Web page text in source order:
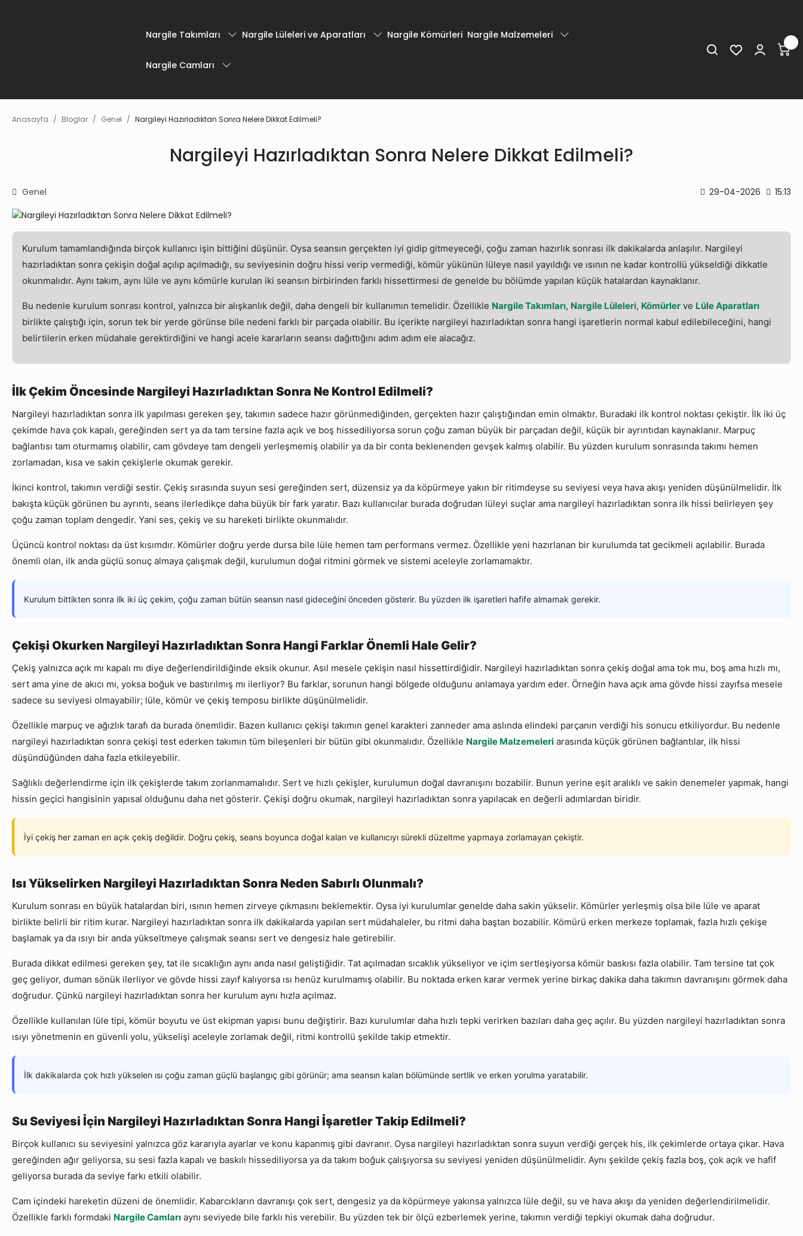
Nargile Takımları Nargile Lüleleri ve Aparatları Nargile Kömürleri Nargile Malzemeleri
Nargile Camları
Anasayfa Bloglar Genel Nargileyi Hazırladıktan Sonra Nelere Dikkat Edilmeli?
Nargileyi Hazırladıktan Sonra Nelere Dikkat Edilmeli?
Genel 29-04-2026 15:13
Kurulum tamamlandığında birçok kullanıcı işin bittiğini düşünür. Oysa seansın gerçekten iyi gidip gitmeyeceği, çoğu zaman hazırlık sonrası ilk dakikalarda anlaşılır. Nargileyi
hazırladıktan sonra çekişin doğal açılıp açılmadığı, su seviyesinin doğru hissi verip vermediği, kömür yükünün lüleye nasıl yayıldığı ve ısının ne kadar kontrollü yükseldiği dikkatle
okunmalıdır. Aynı takım, aynı lüle ve aynı kömürle kurulan iki seansın birbirinden farklı hissettirmesi de genelde bu bölümde yapılan küçük hatalardan kaynaklanır.
Bu nedenle kurulum sonrası kontrol, yalnızca bir alışkanlık değil, daha dengeli bir kullanımın temelidir. Özellikle Nargile Takımları, Nargile Lüleleri, Kömürler ve Lüle Aparatları
birlikte çalıştığı için, sorun tek bir yerde görünse bile nedeni farklı bir parçada olabilir. Bu içerikte nargileyi hazırladıktan sonra hangi işaretlerin normal kabul edilebileceğini, hangi
belirtilerin erken müdahale gerektirdiğini ve hangi acele kararların seansı dağıttığını adım adım ele alacağız.
İlk Çekim Öncesinde Nargileyi Hazırladıktan Sonra Ne Kontrol Edilmeli?
Nargileyi hazırladıktan sonra ilk yapılması gereken şey, takımın sadece hazır görünmediğinden, gerçekten hazır çalıştığından emin olmaktır. Buradaki ilk kontrol noktası çekiştir. İlk iki üç
çekimde hava çok kapalı, gereğinden sert ya da tam tersine fazla açık ve boş hissediliyorsa sorun çoğu zaman büyük bir parçadan değil, küçük bir ayrıntıdan kaynaklanır. Marpuç
bağlantısı tam oturmamış olabilir, cam gövdeye tam dengeli yerleşmemiş olabilir ya da bir conta beklenenden gevşek kalmış olabilir. Bu yüzden kurulum sonrasında takımı hemen
zorlamadan, kısa ve sakin çekişlerle okumak gerekir.
İkinci kontrol, takımın verdiği sestir. Çekiş sırasında suyun sesi gereğinden sert, düzensiz ya da köpürmeye yakın bir ritimdeyse su seviyesi veya hava akışı yeniden düşünülmelidir. İlk
bakışta küçük görünen bu ayrıntı, seans ilerledikçe daha büyük bir fark yaratır. Bazı kullanıcılar burada doğrudan lüleyi suçlar ama nargileyi hazırladıktan sonra ilk hissi belirleyen şey
çoğu zaman toplam dengedir. Yani ses, çekiş ve su hareketi birlikte okunmalıdır.
Üçüncü kontrol noktası da üst kısımdır. Kömürler doğru yerde dursa bile lüle hemen tam performans vermez. Özellikle yeni hazırlanan bir kurulumda tat gecikmeli açılabilir. Burada
önemli olan, ilk anda güçlü sonuç almaya çalışmak değil, kurulumun doğal ritmini görmek ve sistemi aceleyle zorlamamaktır.
Kurulum bittikten sonra ilk iki üç çekim, çoğu zaman bütün seansın nasıl gideceğini önceden gösterir. Bu yüzden ilk işaretleri hafife almamak gerekir.
Çekişi Okurken Nargileyi Hazırladıktan Sonra Hangi Farklar Önemli Hale Gelir?
Çekiş yalnızca açık mı kapalı mı diye değerlendirildiğinde eksik okunur. Asıl mesele çekişin nasıl hissettirdiğidir. Nargileyi hazırladıktan sonra çekiş doğal ama tok mu, boş ama hızlı mı,
sert ama yine de akıcı mı, yoksa boğuk ve bastırılmış mı ilerliyor? Bu farklar, sorunun hangi bölgede olduğunu anlamaya yardım eder. Örneğin hava açık ama gövde hissi zayıfsa mesele
sadece su seviyesi olmayabilir; lüle, kömür ve çekiş temposu birlikte düşünülmelidir.
Özellikle marpuç ve ağızlık tarafı da burada önemlidir. Bazen kullanıcı çekişi takımın genel karakteri zanneder ama aslında elindeki parçanın verdiği his sonucu etkiliyordur. Bu nedenle
nargileyi hazırladıktan sonra çekişi test ederken takımın tüm bileşenleri bir bütün gibi okunmalıdır. Özellikle Nargile Malzemeleri arasında küçük görünen bağlantılar, ilk hissi
düşündüğünden daha fazla etkileyebilir.
Sağlıklı değerlendirme için ilk çekişlerde takım zorlanmamalıdır. Sert ve hızlı çekişler, kurulumun doğal davranışını bozabilir. Bunun yerine eşit aralıklı ve sakin denemeler yapmak, hangi
hissin geçici hangisinin yapısal olduğunu daha net gösterir. Çekişi doğru okumak, nargileyi hazırladıktan sonra yapılacak en değerli adımlardan biridir.
İyi çekiş her zaman en açık çekiş değildir. Doğru çekiş, seans boyunca doğal kalan ve kullanıcıyı sürekli düzeltme yapmaya zorlamayan çekiştir.
Isı Yükselirken Nargileyi Hazırladıktan Sonra Neden Sabırlı Olunmalı?
Kurulum sonrası en büyük hatalardan biri, ısının hemen zirveye çıkmasını beklemektir. Oysa iyi kurulumlar genelde daha sakin yükselir. Kömürler yerleşmiş olsa bile lüle ve aparat
birlikte belirli bir ritim kurar. Nargileyi hazırladıktan sonra ilk dakikalarda yapılan sert müdahaleler, bu ritmi daha baştan bozabilir. Kömürü erken merkeze toplamak, fazla hızlı çekişe
başlamak ya da ısıyı bir anda yükseltmeye çalışmak seansı sert ve dengesiz hale getirebilir.
Burada dikkat edilmesi gereken şey, tat ile sıcaklığın aynı anda nasıl geliştiğidir. Tat açılmadan sıcaklık yükseliyor ve içim sertleşiyorsa kömür baskısı fazla olabilir. Tam tersine tat çok
geç geliyor, duman sönük ilerliyor ve gövde hissi zayıf kalıyorsa ısı henüz kurulmamış olabilir. Bu noktada erken karar vermek yerine birkaç dakika daha takımın davranışını görmek daha
doğrudur. Çünkü nargileyi hazırladıktan sonra her kurulum aynı hızla açılmaz.
Özellikle kullanılan lüle tipi, kömür boyutu ve üst ekipman yapısı bunu değiştirir. Bazı kurulumlar daha hızlı tepki verirken bazıları daha geç açılır. Bu yüzden nargileyi hazırladıktan sonra
ısıyı yönetmenin en güvenli yolu, yükselişi aceleyle zorlamak değil, ritmi kontrollü şekilde takip etmektir.
İlk dakikalarda çok hızlı yükselen ısı çoğu zaman güçlü başlangıç gibi görünür; ama seansın kalan bölümünde sertlik ve erken yorulma yaratabilir.
Su Seviyesi İçin Nargileyi Hazırladıktan Sonra Hangi İşaretler Takip Edilmeli?
Birçok kullanıcı su seviyesini yalnızca göz kararıyla ayarlar ve konu kapanmış gibi davranır. Oysa nargileyi hazırladıktan sonra suyun verdiği gerçek his, ilk çekimlerde ortaya çıkar. Hava
gereğinden ağır geliyorsa, su sesi fazla kapalı ve baskılı hissediliyorsa ya da takım boğuk çalışıyorsa su seviyesi yeniden düşünülmelidir. Aynı şekilde çekiş fazla boş, çok açık ve hafif
geliyorsa burada da seviye farkı etkili olabilir.
Cam içindeki hareketin düzeni de önemlidir. Kabarcıkların davranışı çok sert, dengesiz ya da köpürmeye yakınsa yalnızca lüle değil, su ve hava akışı da yeniden değerlendirilmelidir.
Özellikle farklı formdaki Nargile Camları aynı seviyede bile farklı his verebilir. Bu yüzden tek bir ölçü ezberlemek yerine, takımın verdiği tepkiyi okumak daha doğrudur.